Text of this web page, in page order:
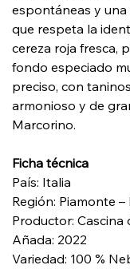
espontáneas y
que respeta la
cereza roja fresca,
fondo especiado
preciso, con
armonioso y de
Marcorino.
Ficha técnica
País: Italia
Región: Piamonte
Productor: Cascina
Añada: 2022
Variedad: 100 %